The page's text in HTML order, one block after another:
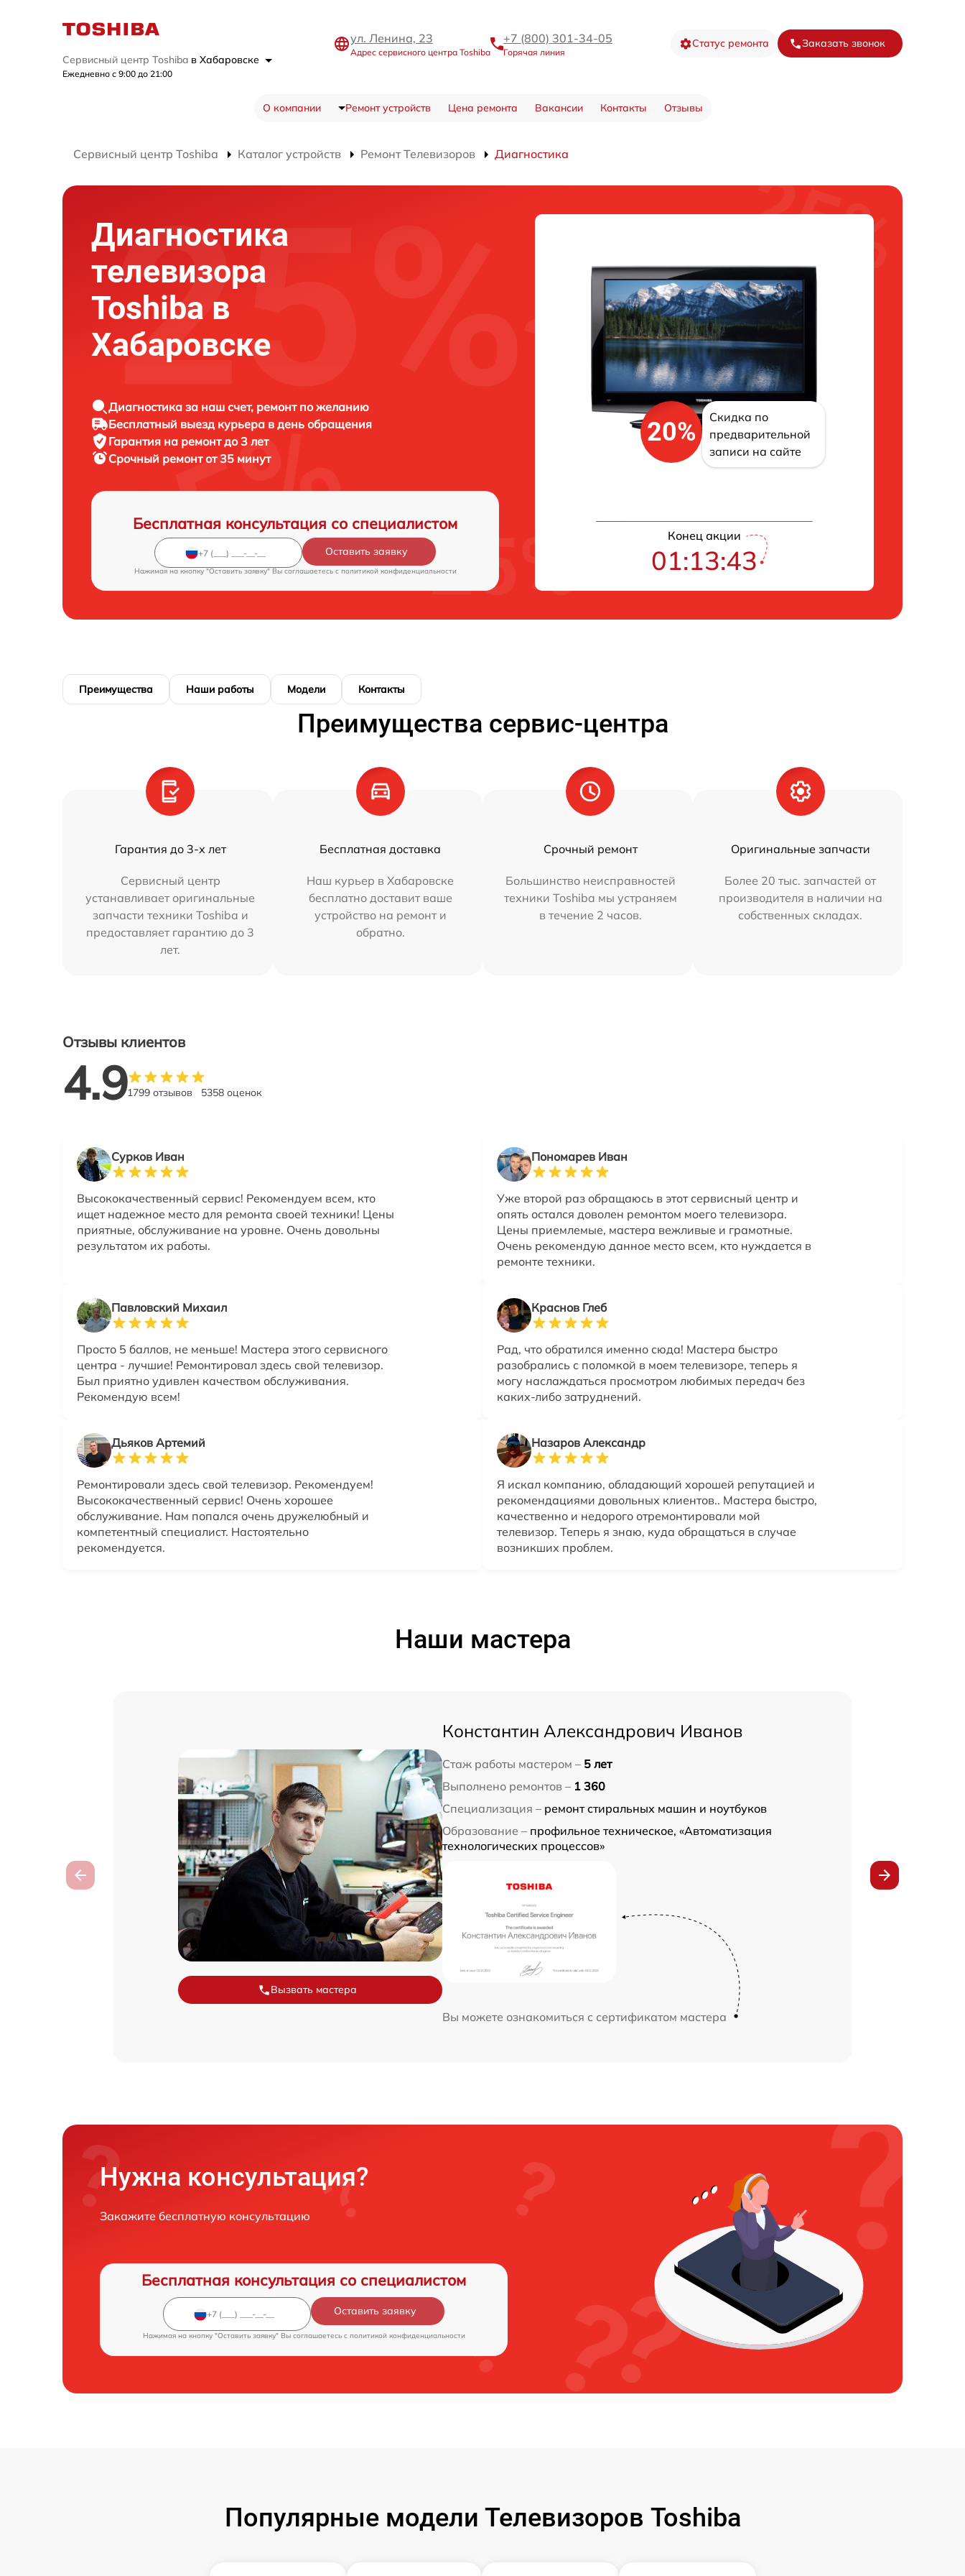
Сервисный центр Toshiba в Хабаровске
Ежедневно с 9:00 до 21:00
ул. Ленина, 23
Адрес сервисного центра Toshiba
+7 (800) 301-34-05
Горячая линия
Статус ремонта Заказать звонок
О компании Ремонт устройств Цена ремонта Вакансии Контакты Отзывы
Сервисный центр Toshiba Каталог устройств Ремонт Телевизоров Диагностика
Диагностика
телевизора
Toshiba в
Хабаровске
Диагностика за наш счет, ремонт по желанию
Бесплатный выезд курьера в день обращения
Гарантия на ремонт до 3 лет
Срочный ремонт от 35 минут
Бесплатная консультация со специалистом
Оставить заявку
Нажимая на кнопку "Оставить заявку" Вы соглашаетесь c политикой конфиденциальности
20%
Скидка по
предварительной
записи на сайте
Конец акции
01:13:42
Преимущества Наши работы Модели Контакты
Преимущества сервис-центра
Гарантия до 3-х лет
Сервисный центр
устанавливает оригинальные
запчасти техники Toshiba и
предоставляет гарантию до 3
лет.
Бесплатная доставка
Наш курьер в Хабаровске
бесплатно доставит ваше
устройство на ремонт и
обратно.
Срочный ремонт
Большинство неисправностей
техники Toshiba мы устраняем
в течение 2 часов.
Оригинальные запчасти
Более 20 тыс. запчастей от
производителя в наличии на
собственных складах.
Отзывы клиентов
4.91799 отзывов 5358 оценок
Сурков Иван
Высококачественный сервис! Рекомендуем всем, кто
ищет надежное место для ремонта своей техники! Цены
приятные, обслуживание на уровне. Очень довольны
результатом их работы.
Пономарев Иван
Уже второй раз обращаюсь в этот сервисный центр и
опять остался доволен ремонтом моего телевизора.
Цены приемлемые, мастера вежливые и грамотные.
Очень рекомендую данное место всем, кто нуждается в
ремонте техники.
Павловский Михаил
Просто 5 баллов, не меньше! Мастера этого сервисного
центра - лучшие! Ремонтировал здесь свой телевизор.
Был приятно удивлен качеством обслуживания.
Рекомендую всем!
Краснов Глеб
Рад, что обратился именно сюда! Мастера быстро
разобрались с поломкой в моем телевизоре, теперь я
могу наслаждаться просмотром любимых передач без
каких-либо затруднений.
Дьяков Артемий
Ремонтировали здесь свой телевизор. Рекомендуем!
Высококачественный сервис! Очень хорошее
обслуживание. Нам попался очень дружелюбный и
компетентный специалист. Настоятельно
рекомендуется.
Назаров Александр
Я искал компанию, обладающий хорошей репутацией и
рекомендациями довольных клиентов.. Мастера быстро,
качественно и недорого отремонтировали мой
телевизор. Теперь я знаю, куда обращаться в случае
возникших проблем.
Наши мастера
Вызвать мастера
Константин Александрович Иванов
Стаж работы мастером – 5 лет
Выполнено ремонтов – 1 360
Специализация – ремонт стиральных машин и ноутбуков
Образование – профильное техническое, «Автоматизация
технологических процессов»
Вы можете ознакомиться с сертификатом мастера
Нужна консультация?
Закажите бесплатную консультацию
Бесплатная консультация со специалистом
Оставить заявку
Нажимая на кнопку "Оставить заявку" Вы соглашаетесь c политикой конфиденциальности
Популярные модели Телевизоров Toshiba